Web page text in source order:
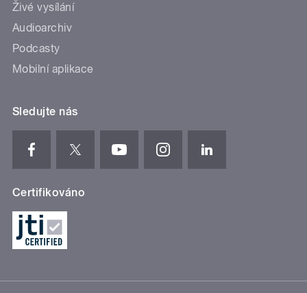
Živé vysílání
Audioarchiv
Podcasty
Mobilní aplikace
Sledujte nás
Certifikováno